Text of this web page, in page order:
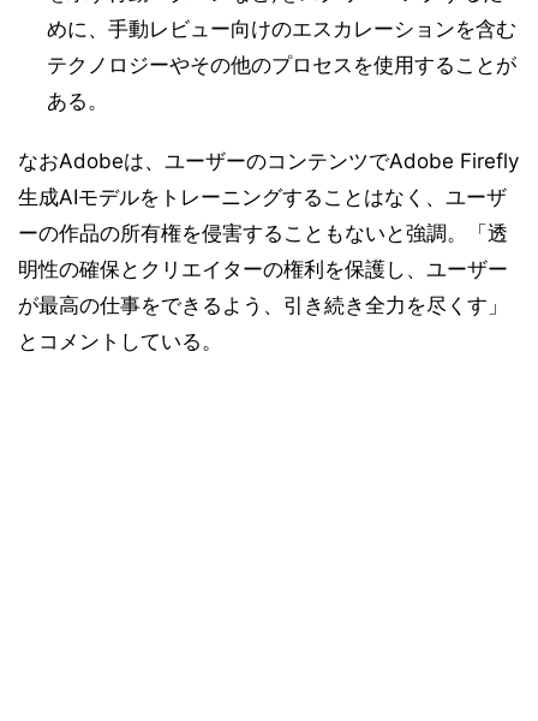
めに、手動レビュー向けのエスカレーションを含む
テクノロジーやその他のプロセスを使用することが
ある。
なおAdobeは、ユーザーのコンテンツでAdobe Firefly
生成AIモデルをトレーニングすることはなく、ユーザ
ーの作品の所有権を侵害することもないと強調。「透
明性の確保とクリエイターの権利を保護し、ユーザー
が最高の仕事をできるよう、引き続き全力を尽くす」
とコメントしている。